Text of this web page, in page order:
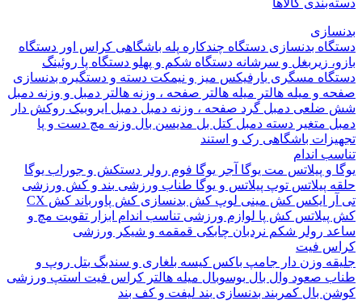
کالاها
بدنسازیدستگاه چندکارهپله باشگاهیکراس اوردستگاه
زیربغل و سرشانه دستگاه شکم و پهلودستگاه پاروئینگ
مسگریبارفیکسمیز و نیمکتدسته و دستگیره بدنسازی
و میله هالتر میله هالتر صفحه ، وزنه هالتر دمبل و وزنه دمبل
دمبل گرد صفحه ، وزنه دمبل دمبل ایروبیک روکش دار
متغیردسته دمبل کتل بلمدیسن بالوزنه مچ دست و پا
باشگاهیرک و استند
اندام
و پیلاتسمت یوگاآجر یوگا فوم رولر دستکش و جوراب یوگا
پیلاتستوپ پیلاتس و یوگاطناب ورزشی بند و کش ورزشی
ایکس کش مینی لوپ کش بدنسازیکش پاورباندکش CX
کش پالوازم ورزشی تناسب اندام ابزار تقویت مچ و
رولر شکم نردبان چابکیقمقمه و شیکر ورزشی
فیت
وزن دارجامپ باکسکیسه بلغاری و سندبگبتل روپ و
صعودوال بال بوسوبالمیله هالتر کراس فیت استپ ورزشی
بالکمربند بدنسازیبند لیفت و کف بند